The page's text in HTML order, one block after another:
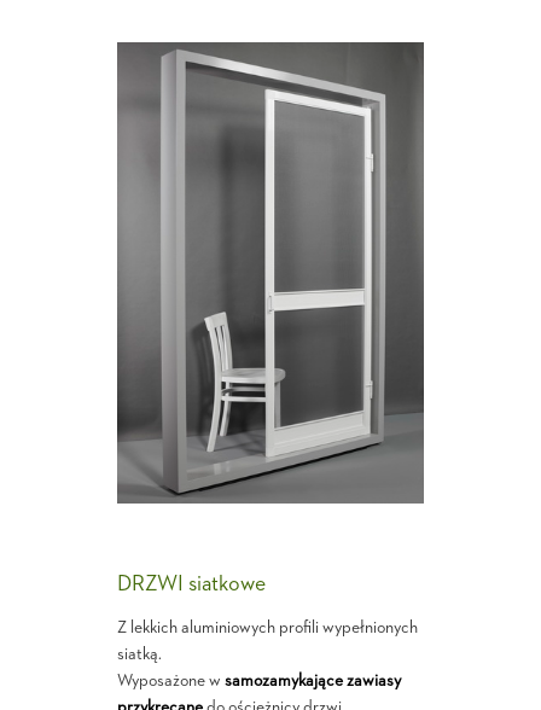
DRZWI siatkowe
Z lekkich aluminiowych profili wypełnionych
siatką.
Wyposażone w samozamykające zawiasy